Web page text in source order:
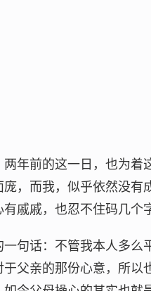
年前的这一日，也为着
，而我，似乎依然没
戚戚，也忍不住码几个
句话：不管我本人多
父亲的那份心意，所